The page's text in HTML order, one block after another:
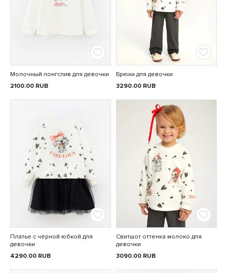
Молочный лонгслив для девочки
2100.00 RUB
Брюки для девочки
3290.00 RUB
Платье с чёрной юбкой для
девочки
4290.00 RUB
Свитшот оттенка молоко для
девочки
3090.00 RUB